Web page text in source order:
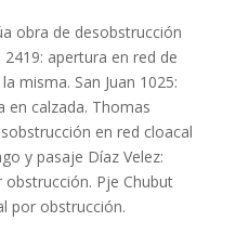
obra de desobstrucción
apertura en red de
misma. San Juan 1025:
en calzada. Thomas
en red cloacal
y pasaje Díaz Velez:
Pje Chubut
por obstrucción.